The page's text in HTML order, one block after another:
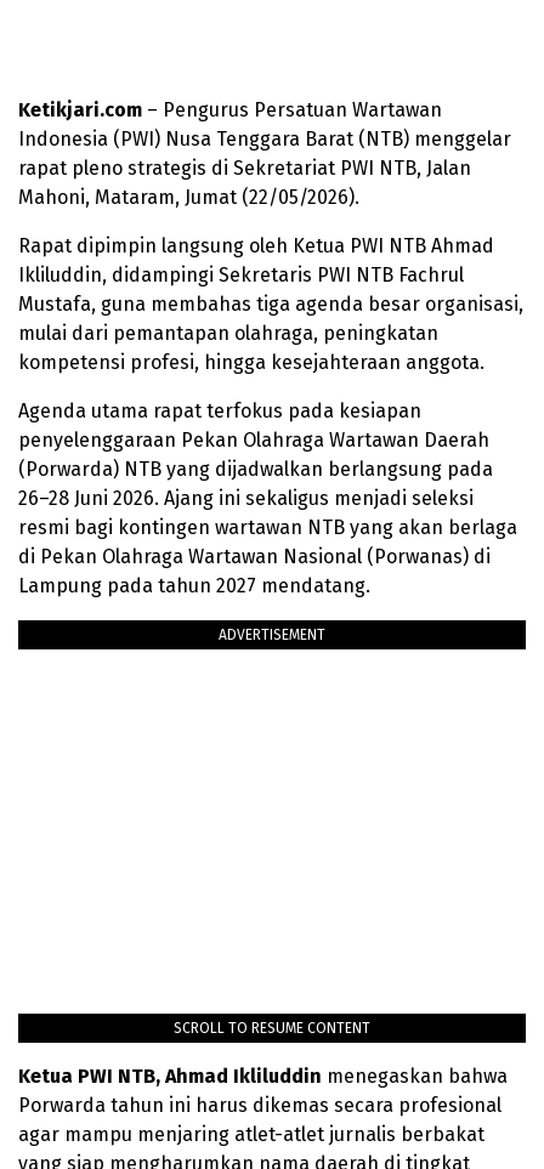
Ketikjari.com – Pengurus Persatuan Wartawan
Indonesia (PWI) Nusa Tenggara Barat (NTB) menggelar
rapat pleno strategis di Sekretariat PWI NTB, Jalan
Mahoni, Mataram, Jumat (22/05/2026).
Rapat dipimpin langsung oleh Ketua PWI NTB Ahmad
Ikliluddin, didampingi Sekretaris PWI NTB Fachrul
Mustafa, guna membahas tiga agenda besar organisasi,
mulai dari pemantapan olahraga, peningkatan
kompetensi profesi, hingga kesejahteraan anggota.
Agenda utama rapat terfokus pada kesiapan
penyelenggaraan Pekan Olahraga Wartawan Daerah
(Porwarda) NTB yang dijadwalkan berlangsung pada
26–28 Juni 2026. Ajang ini sekaligus menjadi seleksi
resmi bagi kontingen wartawan NTB yang akan berlaga
di Pekan Olahraga Wartawan Nasional (Porwanas) di
Lampung pada tahun 2027 mendatang.
ADVERTISEMENT
SCROLL TO RESUME CONTENT
Ketua PWI NTB, Ahmad Ikliluddin menegaskan bahwa
Porwarda tahun ini harus dikemas secara profesional
agar mampu menjaring atlet-atlet jurnalis berbakat
yang siap mengharumkan nama daerah di tingkat